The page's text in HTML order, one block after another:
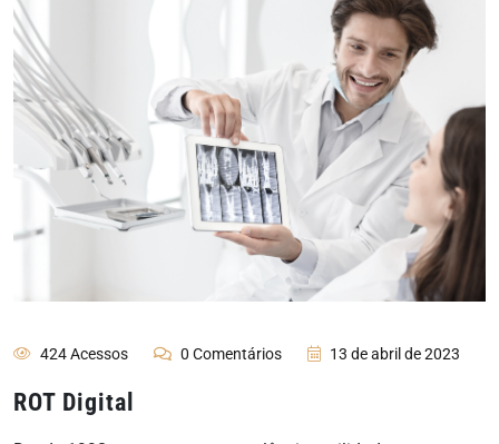
424 Acessos 0 Comentários 13 de abril de 2023
ROT Digital